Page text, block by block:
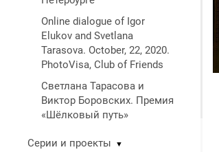
Online dialogue of Igor
Elukov and Svetlana
Tarasova. October, 22, 2020.
PhotoVisa, Club of Friends
Светлана Тарасова и
Виктор Боровских. Премия
«Шёлковый путь»
Серии и проекты ▼